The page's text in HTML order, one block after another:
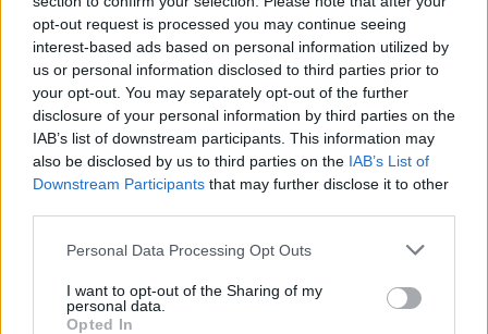
opt-out request is processed you may continue seeing
interest-based ads based on personal information utilized by
us or personal information disclosed to third parties prior to
your opt-out. You may separately opt-out of the further
disclosure of your personal information by third parties on the
IAB’s list of downstream participants. This information may
also be disclosed by us to third parties on the IAB’s List of
Downstream Participants that may further disclose it to other
Personal Data Processing Opt Outs
I want to opt-out of the Sharing of my
personal data.
Opted In
18:00
29%υγρ.
5 Μπφ B
35 Km/h
55km/h ΚΑΘΑΡΟΣ
21:00
32°C
38% υγρ.
5 Μπφ B
35 Km/h
ΚΑΘΑΡΟΣ
ΔΕΥΤΕΡΑ10 ΑΥΓΟΥΣΤΟΥ Ανατολή: 06:36 - Δύση 20:15
43%υγρ.
24 Km/h
31°C